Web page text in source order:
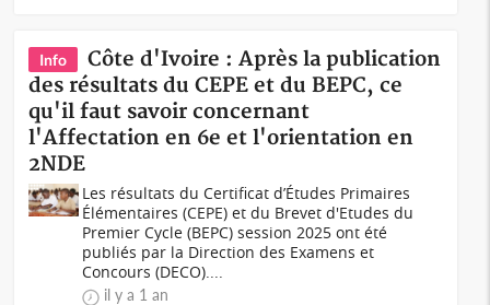
Info
Côte d'Ivoire : Après la publication
des résultats du CEPE et du BEPC, ce
qu'il faut savoir concernant
l'Affectation en 6e et l'orientation en
2NDE
Les résultats du Certificat d’Études Primaires
Élémentaires (CEPE) et du Brevet d'Etudes du
Premier Cycle (BEPC) session 2025 ont été
publiés par la Direction des Examens et
Concours (DECO)....
il y a 1 an